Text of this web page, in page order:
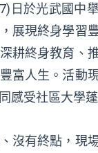
日於光武國中
展現終身學習
耕終身教育、
富人生。活動
感受社區大學
沒有終點，現